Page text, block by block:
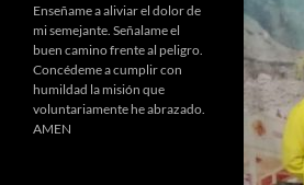
Enseñame a aliviar el dolor de
mi semejante. Señalame el
buen camino frente al peligro.
Concédeme a cumplir con
humildad la misión que
voluntariamente he abrazado.
AMEN